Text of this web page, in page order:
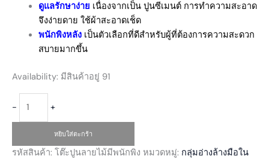
ดูแลรักษาง่าย เนื่องจากเป็น ปูนซีเมนต์ การทำความสะอาด
จึงง่ายดาย ใช้ผ้าสะอาดเช็ด
พนักพิงหลัง เป็นตัวเลือกที่ดีสำหรับผู้ที่ต้องการความสะดวก
สบายมากขึ้น
Availability: มีสินค้าอยู่ 91
- +
หยิบใส่ตะกร้า
รหัสสินค้า: โต๊ะปูนลายไม้มีพนักพิง หมวดหมู่: กลุ่มอ่างล้างมือใน